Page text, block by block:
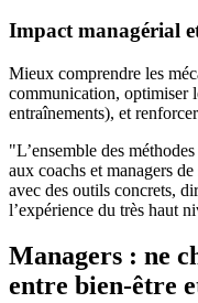
Impact managérial
Mieux comprendre les
communication, optimiser
entraînements), et
"L’ensemble des
aux coachs et managers
avec des outils concrets,
l’expérience du très haut
Managers : ne
entre bien-être